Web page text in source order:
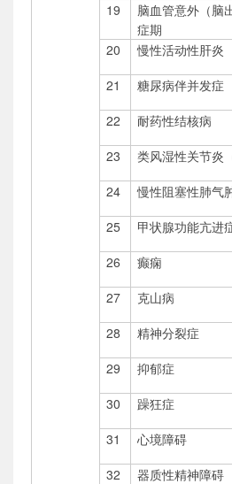
19
脑血管意外（脑
症期
20 慢性活动性肝炎
21
糖尿病伴并发症
22
耐药性结核病
23
类风湿性关节炎
24
慢性阻塞性肺气
25
甲状腺功能亢进
26
癫痫
27
克山病
28
精神分裂症
29
抑郁症
30
躁狂症
31
心境障碍
32
器质性精神障碍